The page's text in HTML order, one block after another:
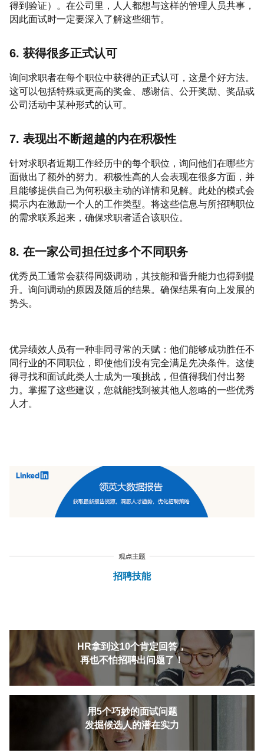
得到验证）。在公司里，人人都想与这样的管理人员共事，
因此面试时一定要深入了解这些细节。
6. 获得很多正式认可
询问求职者在每个职位中获得的正式认可，这是个好方法。
这可以包括特殊或更高的奖金、感谢信、公开奖励、奖品或
公司活动中某种形式的认可。
7. 表现出不断超越的内在积极性
针对求职者近期工作经历中的每个职位，询问他们在哪些方
面做出了额外的努力。积极性高的人会表现在很多方面，并
且能够提供自己为何积极主动的详情和见解。此处的模式会
揭示内在激励一个人的工作类型。将这些信息与所招聘职位
的需求联系起来，确保求职者适合该职位。
8. 在一家公司担任过多个不同职务
优秀员工通常会获得同级调动，其技能和晋升能力也得到提
升。询问调动的原因及随后的结果。确保结果有向上发展的
势头。
优异绩效人员有一种非同寻常的天赋：他们能够成功胜任不
同行业的不同职位，即使他们没有完全满足先决条件。这使
得寻找和面试此类人士成为一项挑战，但值得我们付出努
力。掌握了这些建议，您就能找到被其他人忽略的一些优秀
人才。
招聘技能
HR拿到这10个肯定回答，
再也不怕招聘出问题了！
用5个巧妙的面试问题
发掘候选人的潜在实力